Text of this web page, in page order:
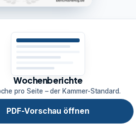
Wochenberichte
pro Seite – der Kammer-Standard.
PDF-Vorschau öffnen